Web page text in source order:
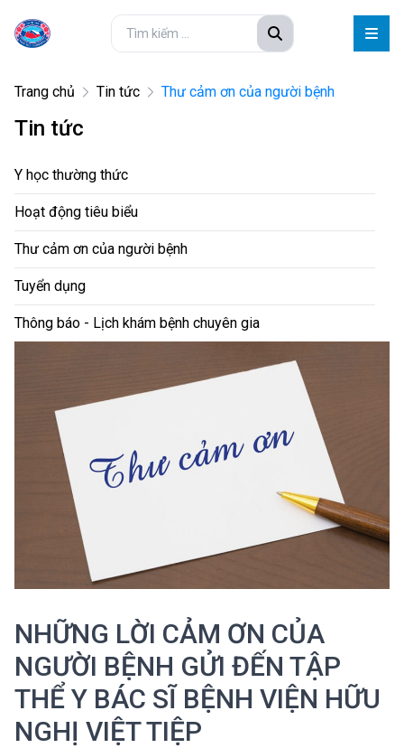
Trang chủ Tin tức Thư cảm ơn của người bệnh
Tin tức
Y học thường thức
Hoạt động tiêu biểu
Thư cảm ơn của người bệnh
Tuyển dụng
Thông báo - Lịch khám bệnh chuyên gia
NHỮNG LỜI CẢM ƠN CỦA
NGƯỜI BỆNH GỬI ĐẾN TẬP
THỂ Y BÁC SĨ BỆNH VIỆN HỮU
NGHỊ VIỆT TIỆP